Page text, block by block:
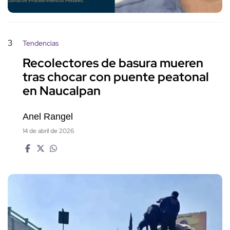
3 Tendencias
Recolectores de basura mueren
tras chocar con puente peatonal
en Naucalpan
Anel Rangel
14 de abril de 2026